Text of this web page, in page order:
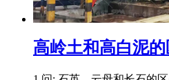
高岭土和高白泥